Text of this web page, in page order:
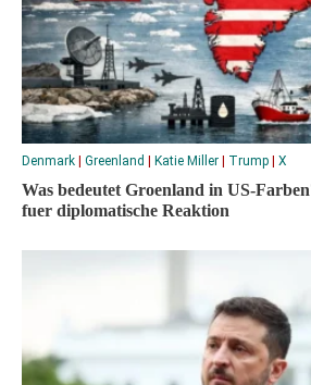
Denmark | Greenland | Katie Miller | Trump | X
Was bedeutet Groenland in US-
fuer diplomatische Reaktion